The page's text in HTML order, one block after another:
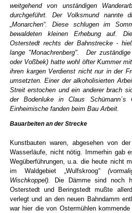
weitgehend von unständigen
durchgeführt. Der Volksmund nannte
„Monarchen“. Diese schlugen im
bewaldeten kleinen Erhebung auf.
Osterstedt rechts der Bahnstrecke -
lange "Monachrenberg". Der
oder Voßbek) hatte wohl öfter Kummer
ihren kargen Verdienst nicht nur in der
umsetzten. Einer der alkoholisierten
Streit erstochen und ein anderer brach
der Bodenluke in Claus
Einheimische fanden beim Bau Arbeit.
Bauarbeiten an der Strecke
Kunstbauten waren, abgesehen von
Wasserläufe, nicht nötig. Immerhin gab
Wegüberführungen, u.a. die heute nicht
im Waldgebiet „Wulfskroog“
Wischkoppel).
Die Dämme sind noch
Osterstedt und Beringstedt mußte
verlegt und an den neuen Bahndamm
war hier die von Ostermühlen